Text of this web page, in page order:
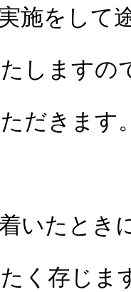
施をして
しますの
だきます
いたとき
く存じま